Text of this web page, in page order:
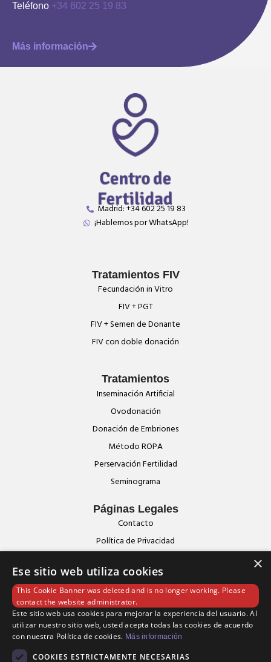
Teléfono +34 602 25 19 83
Más información
Madrid: +34 602 25 19 83
¡Hablemos por WhatsApp!
Tratamientos FIV
Fecundación in Vitro
FIV + PGT
FIV + Semen de Donante
FIV con doble donación
Tratamientos
Inseminación Artificial
Ovodonación
Donación de Embriones
Método ROPA
Perservación Fertilidad
Seminograma
Páginas Legales
Contacto
Política de Privacidad
Aviso Legal
Blog
×
Ese sitio web utiliza cookies
This Cookie Banner was deleted and is no longer working. Please
contact the website administrator.
Este sitio web usa cookies para mejorar la experiencia del usuario. Al
utilizar nuestro sitio web, usted acepta todas las cookies de acuerdo
con nuestra Política de cookies. Más información
COOKIES ESTRICTAMENTE NECESARIAS